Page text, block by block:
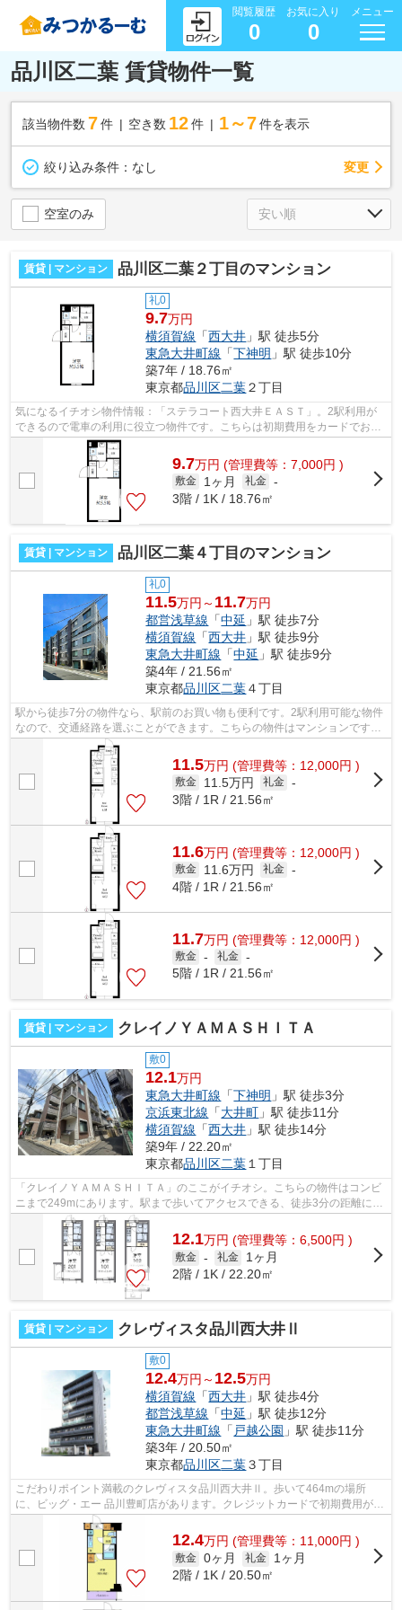
閲覧履歴
0
お気に入り
0
メニュー
品川区二葉 賃貸物件一覧
該当物件数 7件 空き数 12 件 1～7 件を表示
絞り込み条件： なし 変更
空室のみ
賃貸 | マンション 品川区二葉２丁目のマンション
礼0
9.7万円
横須賀線 「西大井 」駅 徒歩5分
東急大井町線 「下神明 」駅 徒歩10分
築7年 / 18.76㎡
東京都品川区二葉２丁目
気になるイチオシ物件情報：「ステラコート西大井ＥＡＳＴ」。2駅利用が
できるので電車の利用に役立つ物件です。こちらは初期費用をカードでお支
払いいただける物件です。徒歩5分に駅...
9.7万円 (管理費等：7,000円 )
敷金 1ヶ月 礼金 -
3階 / 1K / 18.76㎡
賃貸 | マンション 品川区二葉４丁目のマンション
礼0
11.5万円～ 11.7万円
都営浅草線 「中延 」駅 徒歩7分
横須賀線 「西大井 」駅 徒歩9分
東急大井町線 「中延 」駅 徒歩9分
築4年 / 21.56㎡
東京都品川区二葉４丁目
駅から徒歩7分の物件なら、駅前のお買い物も便利です。2駅利用可能な物件
なので、交通経路を選ぶことができます。こちらの物件はマンションです。
令和4年に建設された物件です。当社ス...
11.5万円 (管理費等：12,000円 )
敷金 11.5万円 礼金 -
3階 / 1R / 21.56㎡
11.6万円 (管理費等：12,000円 )
敷金 11.6万円 礼金 -
4階 / 1R / 21.56㎡
11.7万円 (管理費等：12,000円 )
敷金 - 礼金 -
5階 / 1R / 21.56㎡
賃貸 | マンション クレイノＹＡＭＡＳＨＩＴＡ
敷0
12.1万円
東急大井町線 「下神明 」駅 徒歩3分
京浜東北線 「大井町 」駅 徒歩11分
横須賀線 「西大井 」駅 徒歩14分
築9年 / 22.20㎡
東京都品川区二葉 １丁目
「クレイノＹＡＭＡＳＨＩＴＡ」のここがイチオシ。こちらの物件はコンビ
ニまで249mにあります。駅まで歩いてアクセスできる、徒歩3分の距離に立
地する物件です。2駅利用可能のマンシ...
12.1万円 (管理費等：6,500円 )
敷金 - 礼金
1ヶ月
2階 / 1K / 22.20㎡
賃貸 | マンション クレヴィスタ品川西大井Ⅱ
敷0
12.4万円～ 12.5万円
横須賀線 「西大井 」駅 徒歩4分
都営浅草線 「中延 」駅 徒歩12分
東急大井町線 「 戸越公園 」駅 徒歩11分
築3年 / 20.50㎡
東京都品川区二葉３丁目
こだわりポイント満載のクレヴィスタ品川西大井Ⅱ。歩いて464mの場所
に、ビッグ・エー 品川豊町店があります。クレジットカードで初期費用がお
支払いいただけるので、決済の手間が軽減...
12.4万円 (管理費等：11,000円 )
敷金 0ヶ月 礼金
1ヶ月
2階 / 1K / 20.50㎡